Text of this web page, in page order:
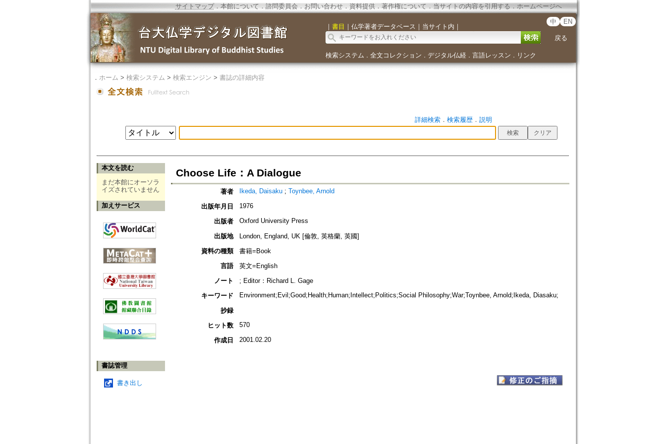
サイトマップ．本館について ． 諮問委員会． お問い合わせ． 資料提供． 著作権について．当サイトの内容を引用する ． ホームページへ
｜ 書目 ｜ 仏学著者データベース ｜ 当サイト内 ｜
中 EN
戻る
検索システム ． 全文コレクション ． デジタル仏経． 言語レッスン ． リンク
． ホーム > 検索システム > 検索エンジン > 書誌の詳細内容
詳細検索． 検索履歴． 説明
本文を読む
まだ本館にオーソラ
イズされていません
加えサービス
書誌管理
書き出し
Choose Life：A Dialogue
著者 Ikeda, Daisaku; Toynbee, Arnold
出版年月日 1976
出版者 Oxford University Press
出版地
London, England, UK [倫敦, 英格蘭, 英國]
資料の種類
書籍=Book
言語
英文=English
ノート
; Editor：Richard L. Gage
キーワード
Environment;Evil;Good;Health;Human;Intellect;Politics;Social Philosophy;War;Toynbee, Arnold;Ikeda, Diasaku;
抄録
ヒット数
570
作成日 2001.02.20